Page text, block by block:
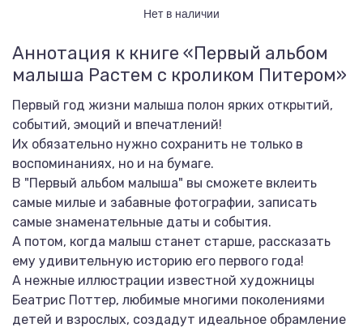
Нет в наличии
Аннотация к книге «Первый альбом
малыша Растем с кроликом Питером»
Первый год жизни малыша полон ярких открытий,
событий, эмоций и впечатлений!
Их обязательно нужно сохранить не только в
воспоминаниях, но и на бумаге.
В "Первый альбом малыша" вы сможете вклеить
самые милые и забавные фотографии, записать
самые знаменательные даты и события.
А потом, когда малыш станет старше, рассказать
ему удивительную историю его первого года!
А нежные иллюстрации известной художницы
Беатрис Поттер, любимые многими поколениями
детей и взрослых, создадут идеальное обрамление